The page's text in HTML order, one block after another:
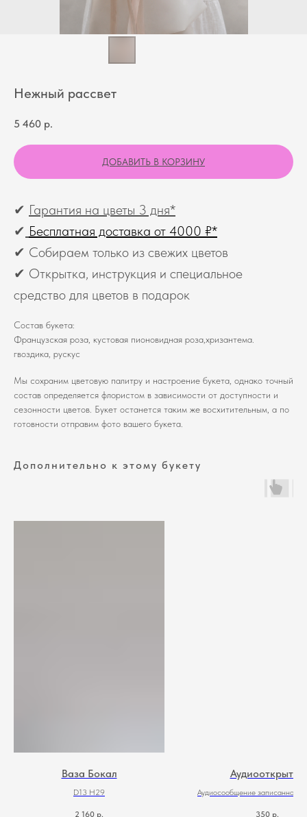
Нежный рассвет
5 460 р.
ДОБАВИТЬ В КОРЗИНУ
✔ Гарантия на цветы 3 дня*
✔ Бесплатная доставка от 4000 ₽*
✔ Собираем только из свежих цветов
✔ Открытка, инструкция и специальное
средство для цветов в подарок
Состав букета:
Французская роза, кустовая пионовидная роза,хризантема.
гвоздика, рускус
Мы сохраним цветовую палитру и настроение букета, однако точный
состав определяется флористом в зависимости от доступности и
сезонности цветов. Букет останется таким же восхитительным, а по
готовности отправим фото вашего букета.
Дополнительно к этому букету
Ваза Бокал
D13 H29
2 160 р.
Аудиооткрытка
Аудиосообщение записанное
350 р.